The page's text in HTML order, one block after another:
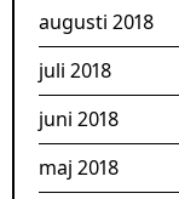
augusti 2018
juli 2018
juni 2018
maj 2018